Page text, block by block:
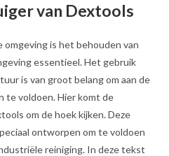
van Dextools
is het behouden van
essentieel. Het gebruik
is van groot belang om aan de
te voldoen. Hier komt de
om de hoek kijken. Deze
ontworpen om te voldoen
reiniging. In deze tekst